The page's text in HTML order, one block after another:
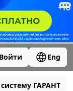
Войти Eng
ГАРАНТ